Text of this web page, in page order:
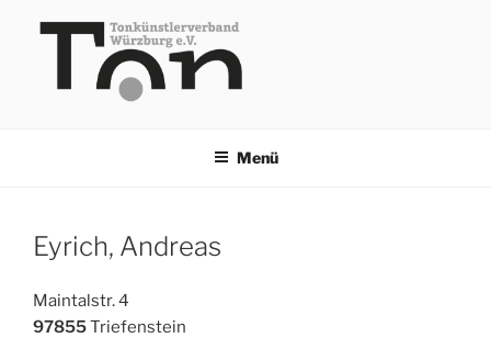
Inhalt
Menü
Eyrich, Andreas
Maintalstr. 4
97855Triefenstein